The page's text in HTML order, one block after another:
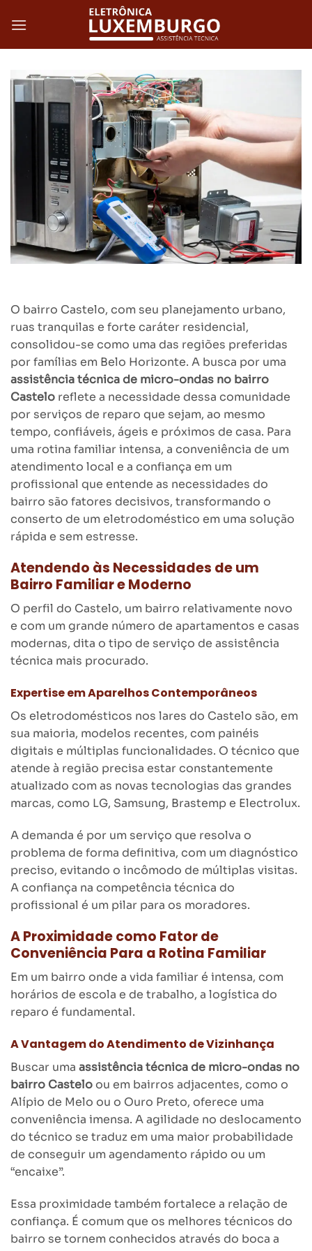
O bairro Castelo, com seu planejamento urbano,
ruas tranquilas e forte caráter residencial,
consolidou-se como uma das regiões preferidas
por famílias em Belo Horizonte. A busca por uma
assistência técnica de micro-ondas no bairro
Castelo reflete a necessidade dessa comunidade
por serviços de reparo que sejam, ao mesmo
tempo, confiáveis, ágeis e próximos de casa. Para
uma rotina familiar intensa, a conveniência de um
atendimento local e a confiança em um
profissional que entende as necessidades do
bairro são fatores decisivos, transformando o
conserto de um eletrodoméstico em uma solução
rápida e sem estresse.
Atendendo às Necessidades de um
Bairro Familiar e Moderno
O perfil do Castelo, um bairro relativamente novo
e com um grande número de apartamentos e casas
modernas, dita o tipo de serviço de assistência
técnica mais procurado.
Expertise em Aparelhos Contemporâneos
Os eletrodomésticos nos lares do Castelo são, em
sua maioria, modelos recentes, com painéis
digitais e múltiplas funcionalidades. O técnico que
atende à região precisa estar constantemente
atualizado com as novas tecnologias das grandes
marcas, como LG, Samsung, Brastemp e Electrolux.
A demanda é por um serviço que resolva o
problema de forma definitiva, com um diagnóstico
preciso, evitando o incômodo de múltiplas visitas.
A confiança na competência técnica do
profissional é um pilar para os moradores.
A Proximidade como Fator de
Conveniência Para a Rotina Familiar
Em um bairro onde a vida familiar é intensa, com
horários de escola e de trabalho, a logística do
reparo é fundamental.
A Vantagem do Atendimento de Vizinhança
Buscar uma assistência técnica de micro-ondas no
bairro Casteloou em bairros adjacentes, como o
Alípio de Melo ou o Ouro Preto, oferece uma
conveniência imensa. A agilidade no deslocamento
do técnico se traduz em uma maior probabilidade
de conseguir um agendamento rápido ou um
“encaixe”.
Essa proximidade também fortalece a relação de
confiança. É comum que os melhores técnicos do
bairro se tornem conhecidos através do boca a